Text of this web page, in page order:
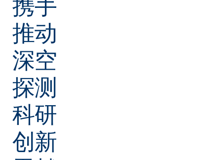
推动
深空
探测
科研
创新